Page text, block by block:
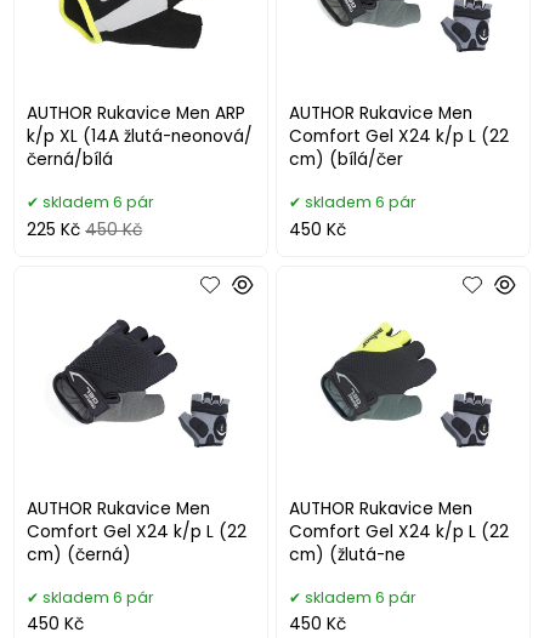
AUTHOR Rukavice Men ARP
k/p XL (14A žlutá-neonová/
černá/bílá
skladem 6 pár
225 Kč 450 Kč
AUTHOR Rukavice Men
Comfort Gel X24 k/p L (22
cm) (bílá/čer
skladem 6 pár
450 Kč
AUTHOR Rukavice Men
Comfort Gel X24 k/p L (22
cm) (černá)
skladem 6 pár
450 Kč
AUTHOR Rukavice Men
Comfort Gel X24 k/p L (22
cm) (žlutá-ne
skladem 6 pár
450 Kč